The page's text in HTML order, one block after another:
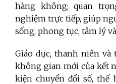
hàng không; quan
nghiệm trực tiếp, giúp
sống, phong tục, tâm lý
Giáo dục, thanh niên
không gian mới của kết
kiện chuyển đổi số, thế